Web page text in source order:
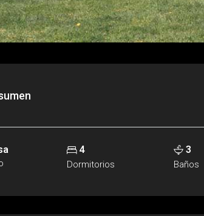
4
Dormitorios
3
Baños